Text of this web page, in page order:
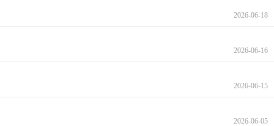
2026-06-18
2026-06-16
2026-06-15
2026-06-05